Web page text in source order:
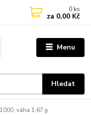
Menu
Hledat
0 ks
za 0,00 Kč
váha 1,67 g